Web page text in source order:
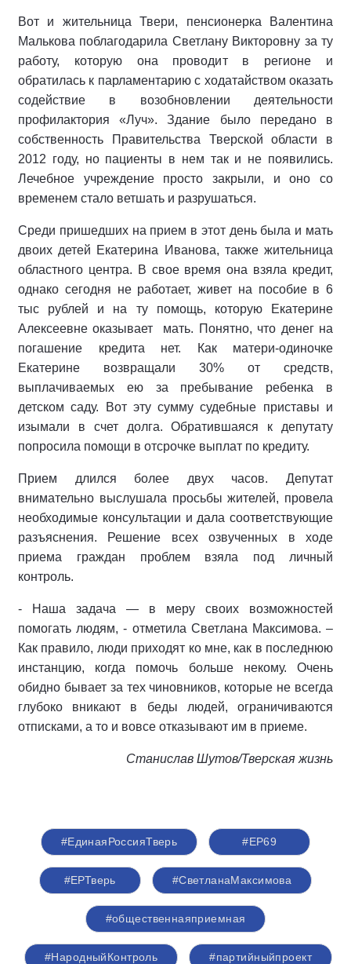
Вот и жительница Твери, пенсионерка Валентина
Малькова поблагодарила Светлану Викторовну за ту
работу, которую она проводит в регионе и
обратилась к парламентарию с ходатайством оказать
содействие в возобновлении деятельности
профилактория «Луч». Здание было передано в
собственность Правительства Тверской области в
2012 году, но пациенты в нем так и не появились.
Лечебное учреждение просто закрыли, и оно со
временем стало ветшать и разрушаться.
Среди пришедших на прием в этот день была и мать
двоих детей Екатерина Иванова, также жительница
областного центра. В свое время она взяла кредит,
однако сегодня не работает, живет на пособие в 6
тыс рублей и на ту помощь, которую Екатерине
Алексеевне оказывает мать. Понятно, что денег на
погашение кредита нет. Как матери-одиночке
Екатерине возвращали 30% от средств,
выплачиваемых ею за пребывание ребенка в
детском саду. Вот эту сумму судебные приставы и
изымали в счет долга. Обратившаяся к депутату
попросила помощи в отсрочке выплат по кредиту.
Прием длился более двух часов. Депутат
внимательно выслушала просьбы жителей, провела
необходимые консультации и дала соответствующие
разъяснения. Решение всех озвученных в ходе
приема граждан проблем взяла под личный
контроль.
- Наша задача — в меру своих возможностей
помогать людям, - отметила Светлана Максимова. –
Как правило, люди приходят ко мне, как в последнюю
инстанцию, когда помочь больше некому. Очень
обидно бывает за тех чиновников, которые не всегда
глубоко вникают в беды людей, ограничиваются
отписками, а то и вовсе отказывают им в приеме.
Станислав Шутов/Тверская жизнь
#ЕдинаяРоссияТверь #ЕР69
#ЕРТверь #СветланаМаксимова
#общественнаяприемная
#НародныйКонтроль #партийныйпроект